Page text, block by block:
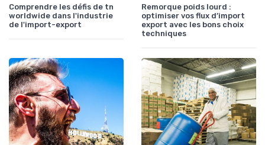
Comprendre les défis de tn
worldwide dans l'industrie
de l'import-export
Remorque poids lourd :
optimiser vos flux d’import
export avec les bons choix
techniques